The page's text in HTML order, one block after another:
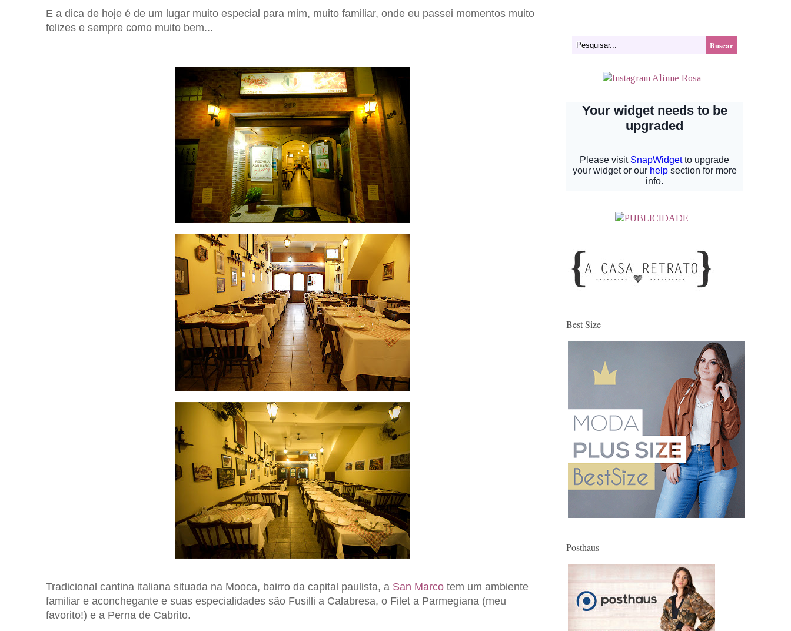
E a dica de hoje é de um lugar muito especial para mim, muito familiar, onde eu passei momentos muito
felizes e sempre como muito bem...
Tradicional cantina italiana situada na Mooca, bairro da capital paulista, a San Marco tem um ambiente
familiar e aconchegante e suas especialidades são Fusilli a Calabresa, o Filet a Parmegiana (meu
favorito!) e a Perna de Cabrito.
Best Size
Posthaus